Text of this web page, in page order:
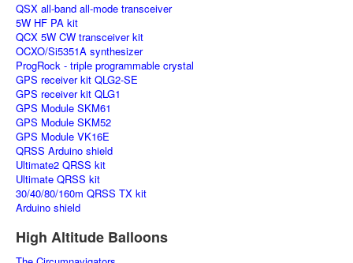
QSX all-band all-mode transceiver
5W HF PA kit
QCX 5W CW transceiver kit
OCXO/Si5351A synthesizer
ProgRock - triple programmable crystal
GPS receiver kit QLG2-SE
GPS receiver kit QLG1
GPS Module SKM61
GPS Module SKM52
GPS Module VK16E
QRSS Arduino shield
Ultimate2 QRSS kit
Ultimate QRSS kit
30/40/80/160m QRSS TX kit
Arduino shield
High Altitude Balloons